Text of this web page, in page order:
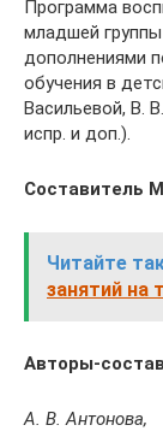
Программа
младшей
дополнениями
обучения в
Васильевой, В.
испр. и доп.).
Составитель
Читайте
занятий на
Авторы-
А. В. Антонова,